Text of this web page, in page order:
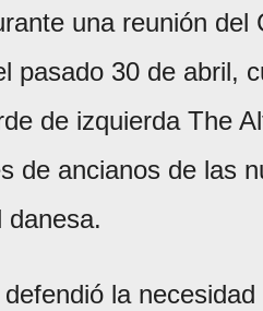
una reunión del
pasado 30 de abril,
de izquierda The
de ancianos de las
danesa.
la